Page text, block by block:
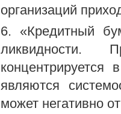
организаций
6. «Кредитный
ликвидности.
являются
может негативно